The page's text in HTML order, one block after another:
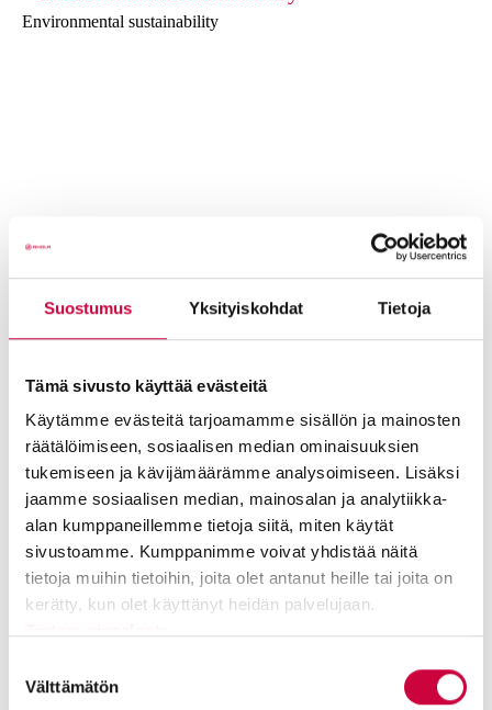
Suostumus Yksityiskohdat Tietoja
Tämä sivusto käyttää evästeitä
Käytämme evästeitä tarjoamamme sisällön ja mainosten
räätälöimiseen, sosiaalisen median ominaisuuksien
tukemiseen ja kävijämäärämme analysoimiseen. Lisäksi
jaamme sosiaalisen median, mainosalan ja analytiikka-
alan kumppaneillemme tietoja siitä, miten käytät
sivustoamme. Kumppanimme voivat yhdistää näitä
tietoja muihin tietoihin, joita olet antanut heille tai joita on
kerätty, kun olet käyttänyt heidän palvelujaan.
valinta
Välttämätön
Environmental sustainability
Social Sustainability